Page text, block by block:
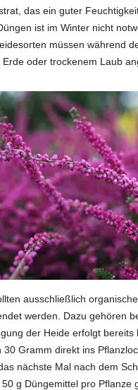
das ein guter
ist im Winter nicht
müssen während
oder trockenem Laub
ausschließlich
werden. Dazu gehören
der Heide erfolgt bereits
30 Gramm direkt ins
nächste Mal nach dem
g Düngemittel pro Pflanze